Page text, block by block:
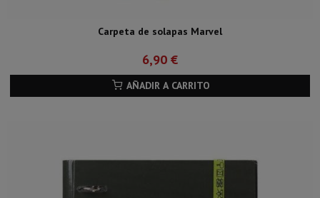
Carpeta de solapas Marvel
6,90 €
AÑADIR A CARRITO